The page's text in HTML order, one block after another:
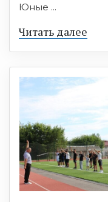
Юные ...
Читать далее